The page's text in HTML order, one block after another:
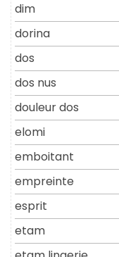
dim
dorina
dos
dos nus
douleur dos
elomi
emboitant
empreinte
esprit
etam